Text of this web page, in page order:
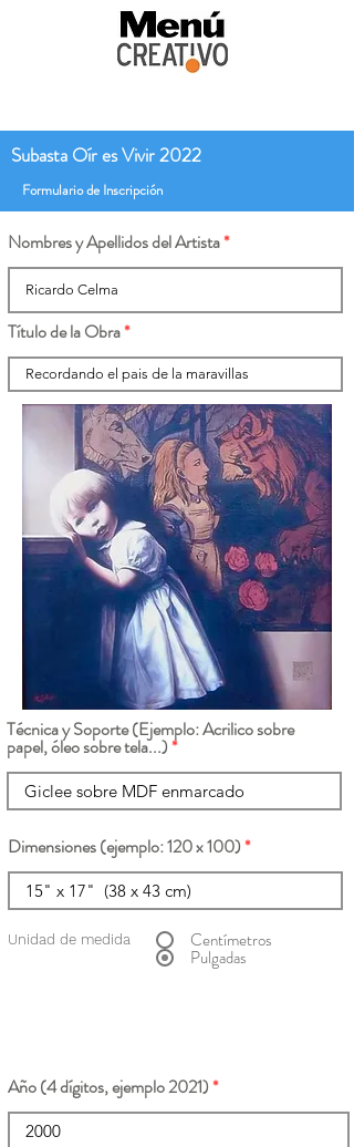
Subasta Oír es Vivir 2022
Formulario de Inscripción
Nombres y Apellidos del Artista
Título de la Obra
Técnica y Soporte (Ejemplo: Acrilico sobre
papel, óleo sobre tela...)
Dimensiones (ejemplo: 120 x 100)
Unidad de medida Centímetros
Pulgadas
Año (4 dígitos, ejemplo 2021)